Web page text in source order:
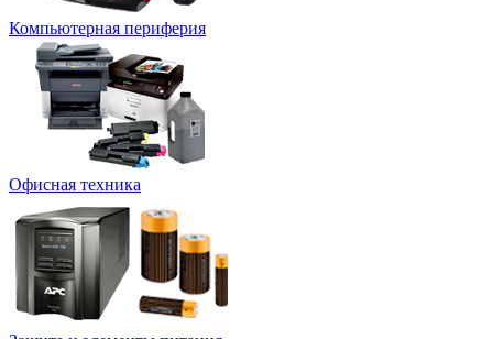
Компьютерная периферия
Офисная техника